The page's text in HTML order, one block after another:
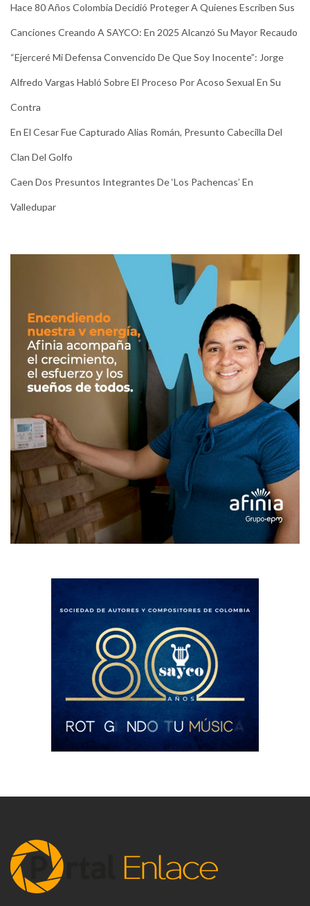
Hace 80 Años Colombia Decidió Proteger A Quienes Escriben Sus
Canciones Creando A SAYCO: En 2025 Alcanzó Su Mayor Recaudo
“Ejerceré Mi Defensa Convencido De Que Soy Inocente”: Jorge
Alfredo Vargas Habló Sobre El Proceso Por Acoso Sexual En Su
Contra
En El Cesar Fue Capturado Alias Román, Presunto Cabecilla Del
Clan Del Golfo
Caen Dos Presuntos Integrantes De ‘Los Pachencas’ En
Valledupar